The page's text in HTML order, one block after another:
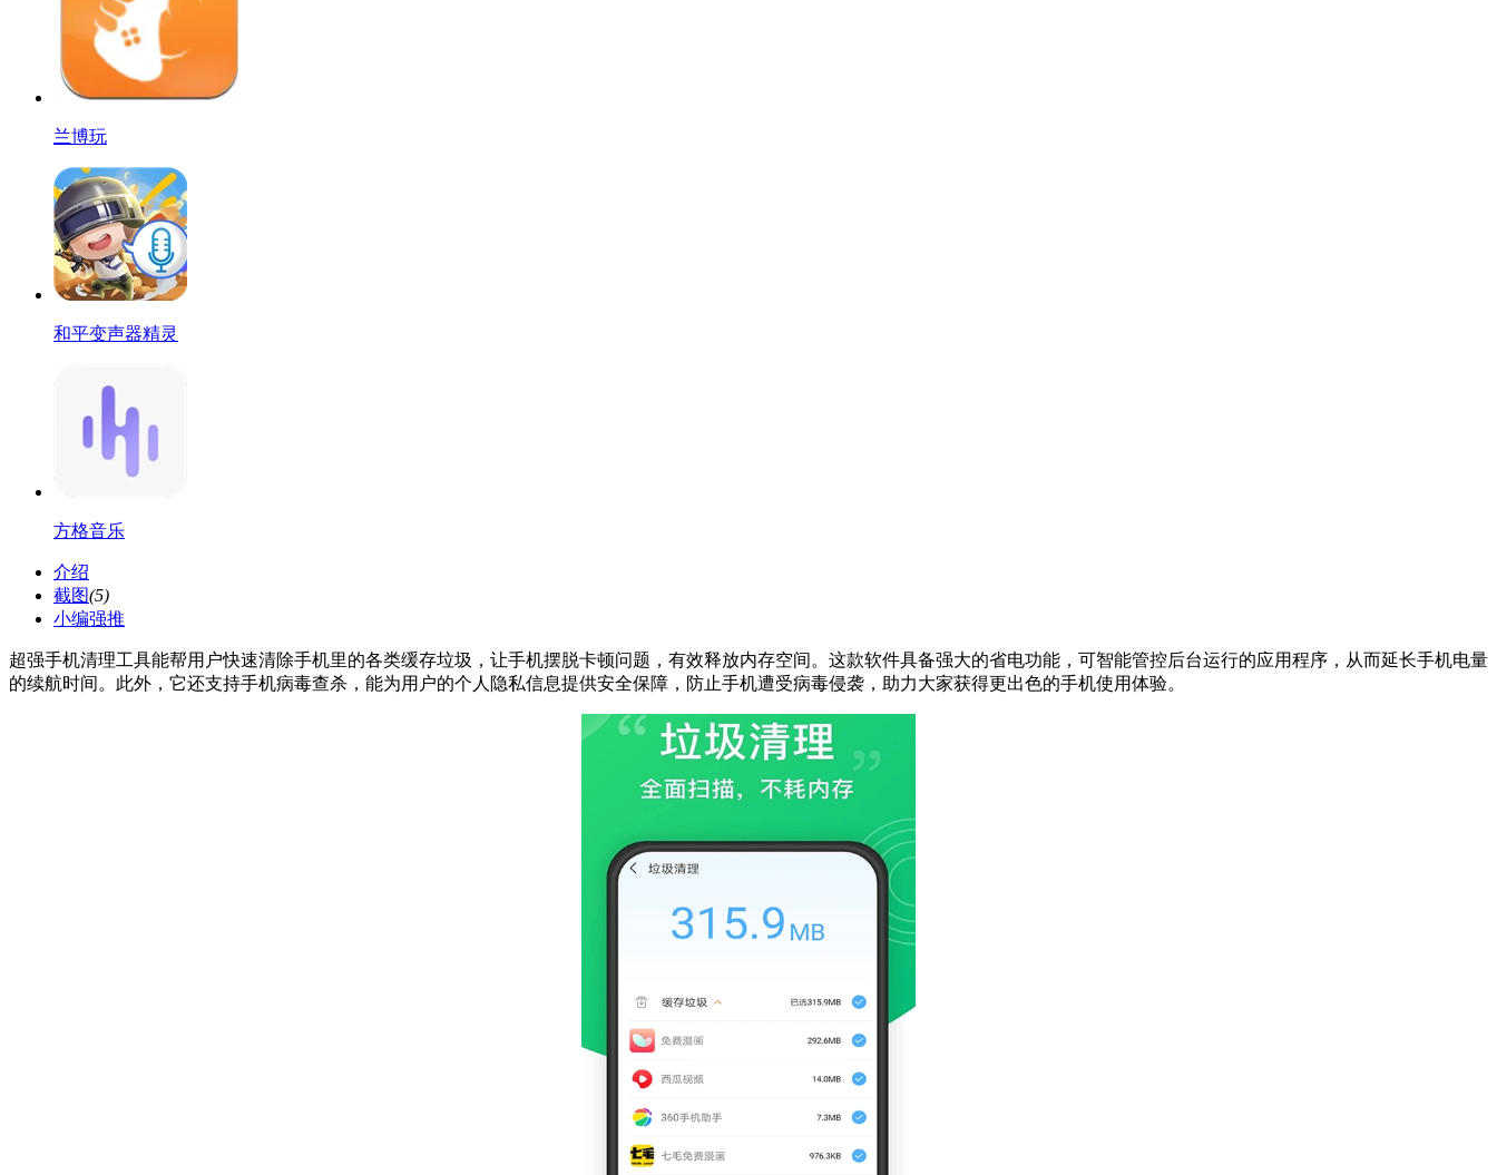
兰博玩
和平变声器精灵
方格音乐
介绍
截图(5)
小编强推
超强手机清理工具能帮用户快速清除手机里的各类缓存垃圾，让手机摆脱卡顿问题，有效释放内存空间。这款软件具备强大的省电功能，可智能管控后台运行的应用程序，从而延长手机电量
的续航时间。此外，它还支持手机病毒查杀，能为用户的个人隐私信息提供安全保障，防止手机遭受病毒侵袭，助力大家获得更出色的手机使用体验。